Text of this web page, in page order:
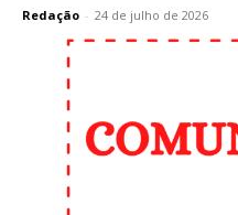
Redação - 24 de julho de 2026